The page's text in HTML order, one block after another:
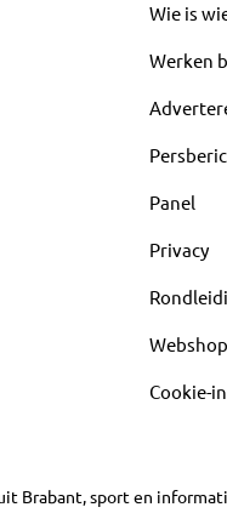
Wie is
Werken
Panel
Privacy
Webshop
Cookie-
Brabant, sport en